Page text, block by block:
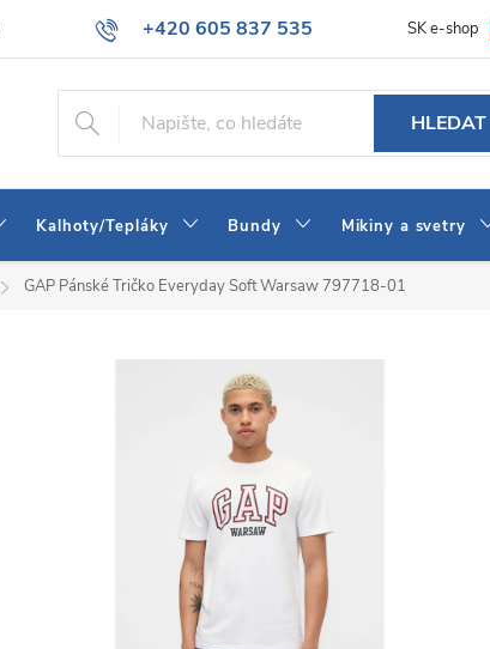
+420 605 837 535
info@jeans-shop.cz
Obchodní podmínky Naše prodejna Blog
SK e-shop
HLEDAT
Kalhoty/Tepláky Bundy Mikiny a svetry
GAP Pánské Tričko Everyday Soft Warsaw 797718-01